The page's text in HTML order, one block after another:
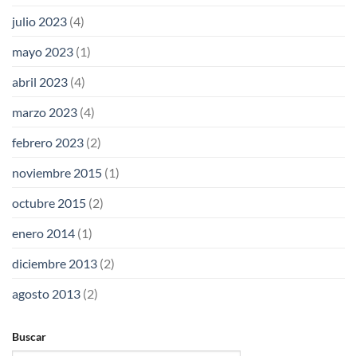
julio 2023 (4)
mayo 2023 (1)
abril 2023 (4)
marzo 2023 (4)
febrero 2023 (2)
noviembre 2015 (1)
octubre 2015 (2)
enero 2014 (1)
diciembre 2013 (2)
agosto 2013 (2)
Buscar